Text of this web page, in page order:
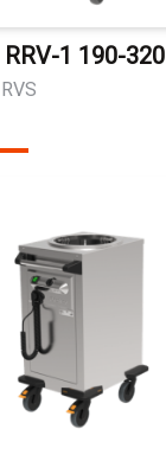
1 190-320